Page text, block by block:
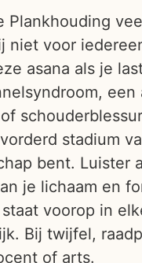
Plankhouding
niet voor
asana als je
een
stadium
bent. Luister
je lichaam en
voorop in
Bij twijfel,
of arts.